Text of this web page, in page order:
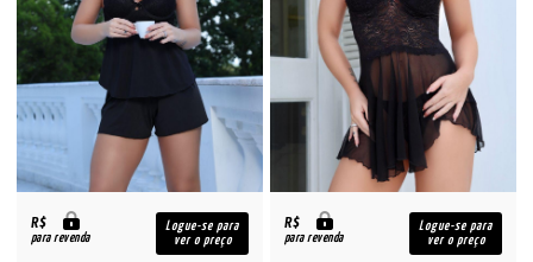
R$
para revenda
Logue-se para
ver o preço
R$
para revenda
Logue-se para
ver o preço